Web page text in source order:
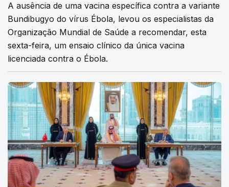
A ausência de uma vacina específica contra a variante
Bundibugyo do vírus Ébola, levou os especialistas da
Organização Mundial de Saúde a recomendar, esta
sexta-feira, um ensaio clínico da única vacina
licenciada contra o Ébola.